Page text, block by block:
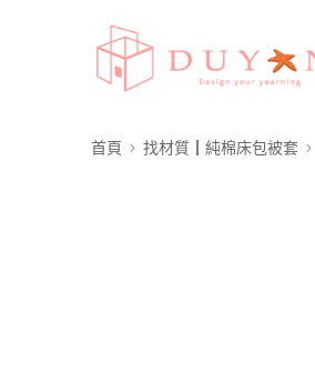
首頁 找材質┃純棉床包被套